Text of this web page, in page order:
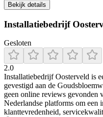
Bekijk details
Installatiebedrijf
Gesloten
2.0
Installatiebedrijf Oosterveld is
gevestigd aan de
geen online reviews gevonden
Nederlandse platforms om een
klanttevredenheid,